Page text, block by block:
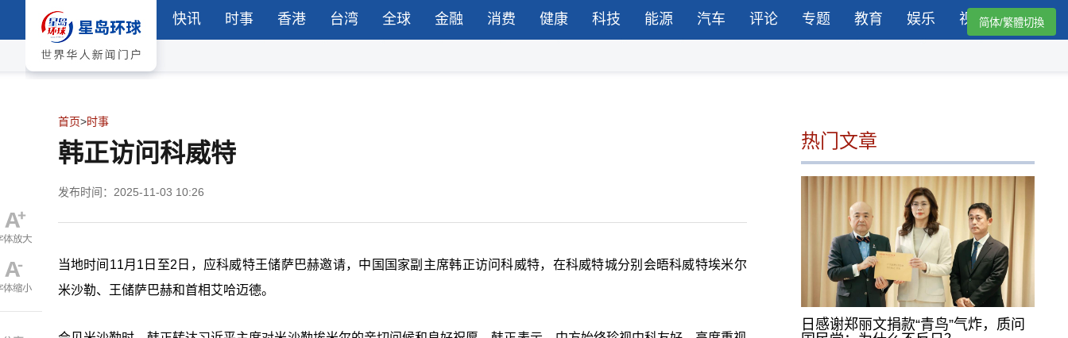
快讯 时事 香港 台湾 全球 金融 消费 健康 科技 能源 汽车 评论 专题 教育 娱乐 视频简体/繁體切換
首页>时事
韩正访问科威特
发布时间：2025-11-03 10:26
当地时间11月1日至2日，应科威特王储萨巴赫邀请，中国国家副主席韩正访问科威特，在科威特城分别会晤科威特埃米尔
米沙勒、王储萨巴赫和首相艾哈迈德。
热门文章
日感谢郑丽文捐款“青鸟”气炸，质问